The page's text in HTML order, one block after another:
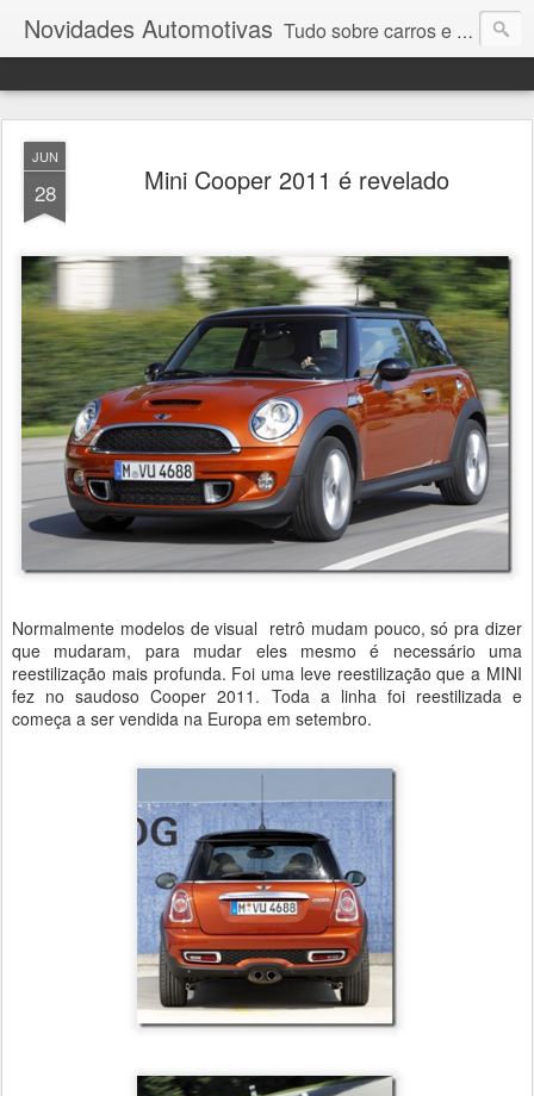
Novidades Automotivas Tudo sobre carros e motores
JUN
28 Mini Cooper 2011 é revelado
Normalmente modelos de visual retrô mudam pouco, só pra dizer
que mudaram, para mudar eles mesmo é necessário uma
reestilização mais profunda. Foi uma leve reestilização que a MINI
fez no saudoso Cooper 2011. Toda a linha foi reestilizada e
começa a ser vendida na Europa em setembro.